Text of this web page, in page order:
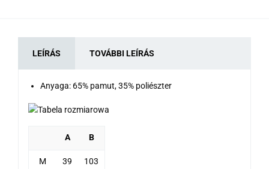
LEÍRÁS TOVÁBBI LEÍRÁS
Anyaga: 65% pamut, 35% poliészter
A B
M 39 103